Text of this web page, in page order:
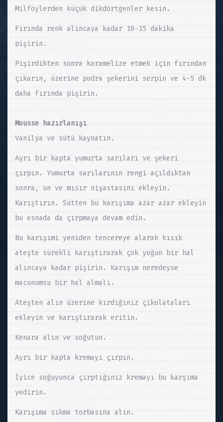
Milföylerden küçük dikdörtgenler kesin.
Fırında renk alıncaya kadar 10-15 dakika
pişirin.
Pişirdikten sonra karamelize etmek için fırından
çıkarın, üzerine pudra şekerini serpin ve 4-5 dk
daha fırında pişirin.
Mousse hazırlanışı
Vanilya ve sütü kaynatın.
Ayrı bir kapta yumurta sarıları ve şekeri
çırpın. Yumurta sarılarının rengi açıldıktan
sonra, un ve mısır nişastasını ekleyin.
Karıştırın. Sütten bu karışıma azar azar ekleyin
bu esnada da çırpmaya devam edin.
Bu karışımı yeniden tencereye alarak kısık
ateşte sürekli karıştırarak çok yoğun bir hal
alıncaya kadar pişirin. Karışım neredeyse
macunumsu bir hal almalı.
Ateşten alın üzerine kırdığınız çikolataları
ekleyin ve karıştırarak eritin.
Kenara alın ve soğutun.
Ayrı bir kapta kremayı çırpın.
İyice soğuyunca çırptığınız kremayı bu karşıma
yedirin.
Karışıma sıkma torbasına alın.